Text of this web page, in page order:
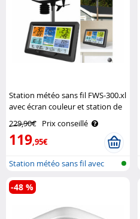
Station météo sans fil FWS-300.xl
avec écran couleur et station de
mesure extérieure Infactory
229,90€ Prix conseillé
119,95€
Station météo sans fil avec
pluviom..
-48 %